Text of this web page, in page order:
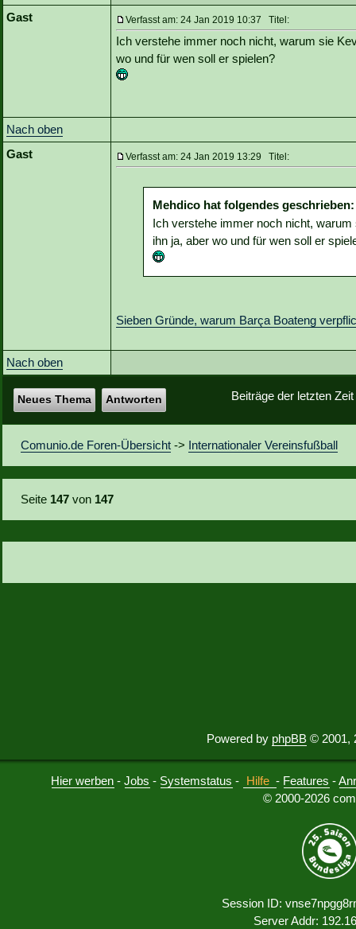
Gast Verfasst am: 24 Jan 2019 10:37 Titel:
Ich verstehe immer noch nicht, warum sie
wo und für wen soll er spielen?
Nach oben
Gast
Verfasst am: 24 Jan 2019 13:29 Titel:
Mehdico hat folgendes geschrieben:
Ich verstehe immer noch nicht,
ihn ja, aber wo und für wen soll er
Sieben Gründe, warum Barça Boateng
Nach oben
Beiträge der letzten
Neues Thema Antworten
Comunio.de Foren-Übersicht -> Internationaler Vereinsfußball
Seite 147 von 147
Powered by phpBB © 2001,
Hier werben -Jobs - Systemstatus - Hilfe - Features -
© 2000-2026
Session ID:
Server Addr: